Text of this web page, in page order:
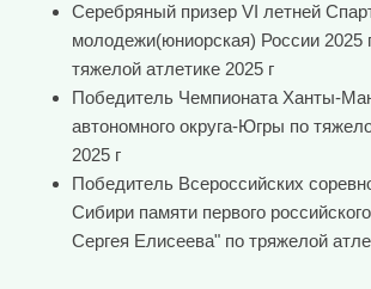
Серебряный призер VI летней
молодежи(юниорская) России 2025
тяжелой атлетике 2025 г
Победитель Чемпионата Ханты-
автономного округа-Югры по
2025 г
Победитель Всероссийских
Сибири памяти первого
Сергея Елисеева" по тряжелой